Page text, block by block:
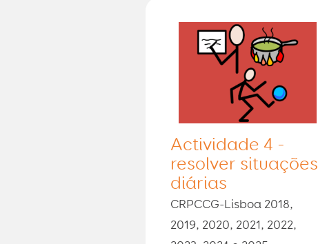
Actividade 4 -
resolver situações
diárias
CRPCCG-Lisboa 2018,
2019, 2020, 2021, 2022,